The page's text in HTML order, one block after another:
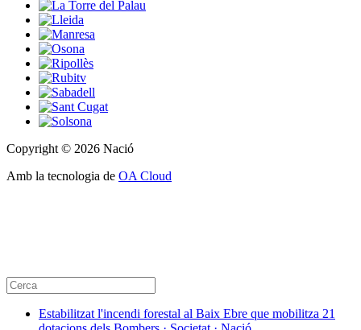
Copyright © 2026 Nació
Amb la tecnologia de OA Cloud
Estabilitzat l'incendi forestal al Baix Ebre que mobilitza 21